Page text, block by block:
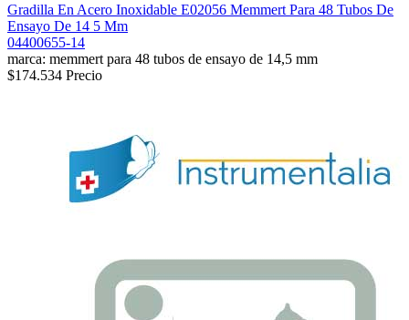
Gradilla En Acero Inoxidable E02056 Memmert Para 48 Tubos De
Ensayo De 14 5 Mm
04400655-14
marca: memmert para 48 tubos de ensayo de 14,5 mm
$174.534 Precio